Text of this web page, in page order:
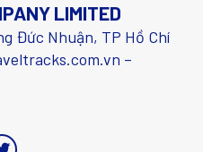
LIMITED
Đức Nhuận, TP Hồ Chí
–